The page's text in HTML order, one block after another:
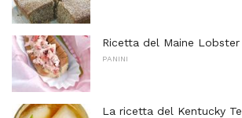
Ricetta del Maine
PANINI
La ricetta del Kentucky